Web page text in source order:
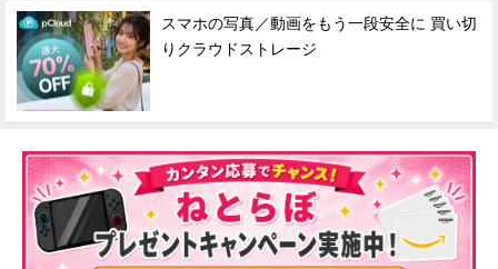
スマホの写真／動画をもう一段安全に 買い切
りクラウドストレージ